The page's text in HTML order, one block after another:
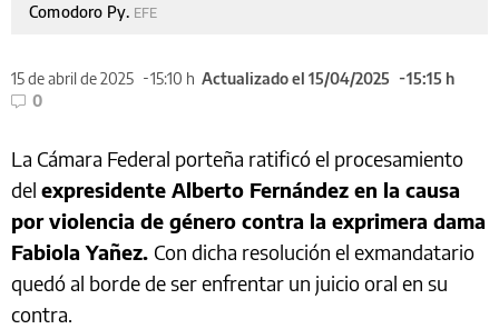
Comodoro Py. EFE
15 de abril de 2025 15:10 h Actualizado el 15/04/2025
15:15 h
0
La Cámara Federal porteña ratificó el procesamiento
del expresidente Alberto Fernández en la causa
por violencia de género contra la exprimera dama
Fabiola Yañez. Con dicha resolución el exmandatario
quedó al borde de ser enfrentar un juicio oral en su
contra.